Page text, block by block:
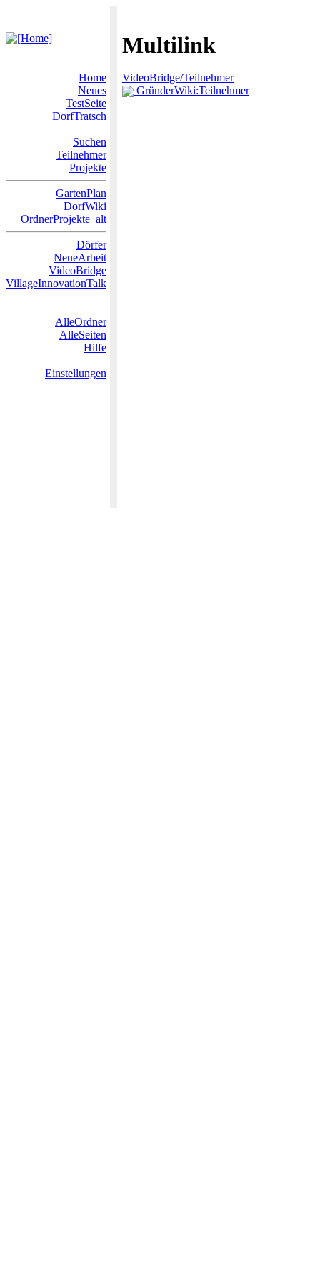
Multilink
Home
Neues
TestSeite
DorfTratsch
Suchen
Teilnehmer
Projekte
GartenPlan
DorfWiki
OrdnerProjekte_alt
Dörfer
NeueArbeit
VideoBridge
VillageInnovationTalk
AlleOrdner
AlleSeiten
Hilfe
Einstellungen
VideoBridge/Teilnehmer
GründerWiki:Teilnehmer